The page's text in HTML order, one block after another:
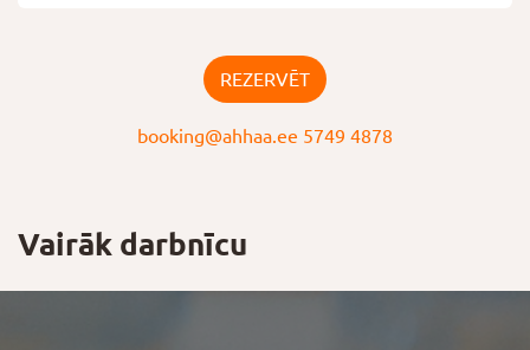
REZERVĒT
booking@ahhaa.ee 5749 4878
Vairāk darbnīcu